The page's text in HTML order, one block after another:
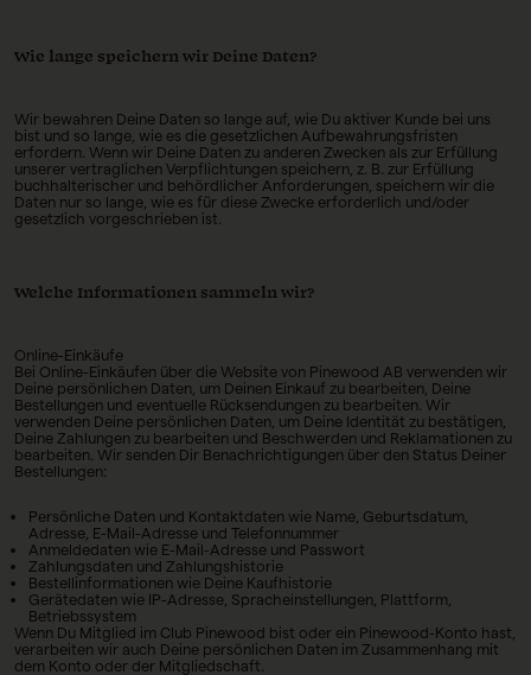
Wie lange speichern wir Deine Daten?
Wir bewahren Deine Daten so lange auf, wie Du aktiver Kunde bei uns
bist und so lange, wie es die gesetzlichen Aufbewahrungsfristen
erfordern. Wenn wir Deine Daten zu anderen Zwecken als zur Erfüllung
unserer vertraglichen Verpflichtungen speichern, z. B. zur Erfüllung
buchhalterischer und behördlicher Anforderungen, speichern wir die
Daten nur so lange, wie es für diese Zwecke erforderlich und/oder
gesetzlich vorgeschrieben ist.
Welche Informationen sammeln wir?
Online-Einkäufe
Bei Online-Einkäufen über die Website von Pinewood AB verwenden wir
Deine persönlichen Daten, um Deinen Einkauf zu bearbeiten, Deine
Bestellungen und eventuelle Rücksendungen zu bearbeiten. Wir
verwenden Deine persönlichen Daten, um Deine Identität zu bestätigen,
Deine Zahlungen zu bearbeiten und Beschwerden und Reklamationen zu
bearbeiten. Wir senden Dir Benachrichtigungen über den Status Deiner
Bestellungen:
Persönliche Daten und Kontaktdaten wie Name, Geburtsdatum,
Adresse, E-Mail-Adresse und Telefonnummer
Anmeldedaten wie E-Mail-Adresse und Passwort
Zahlungsdaten und Zahlungshistorie
Bestellinformationen wie Deine Kaufhistorie
Gerätedaten wie IP-Adresse, Spracheinstellungen, Plattform,
Betriebssystem
Wenn Du Mitglied im Club Pinewood bist oder ein Pinewood-Konto hast,
verarbeiten wir auch Deine persönlichen Daten im Zusammenhang mit
dem Konto oder der Mitgliedschaft.